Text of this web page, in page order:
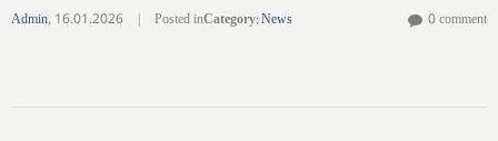
Admin, 16.01.2026 | Posted inCategory:News 0 comment